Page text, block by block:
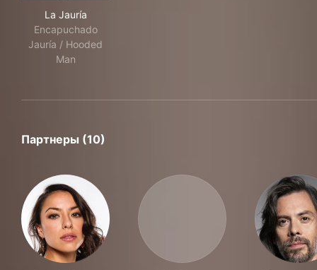
La Jauría
Encapuchado
Jauría / Hooded
Man
Партнеры (10)